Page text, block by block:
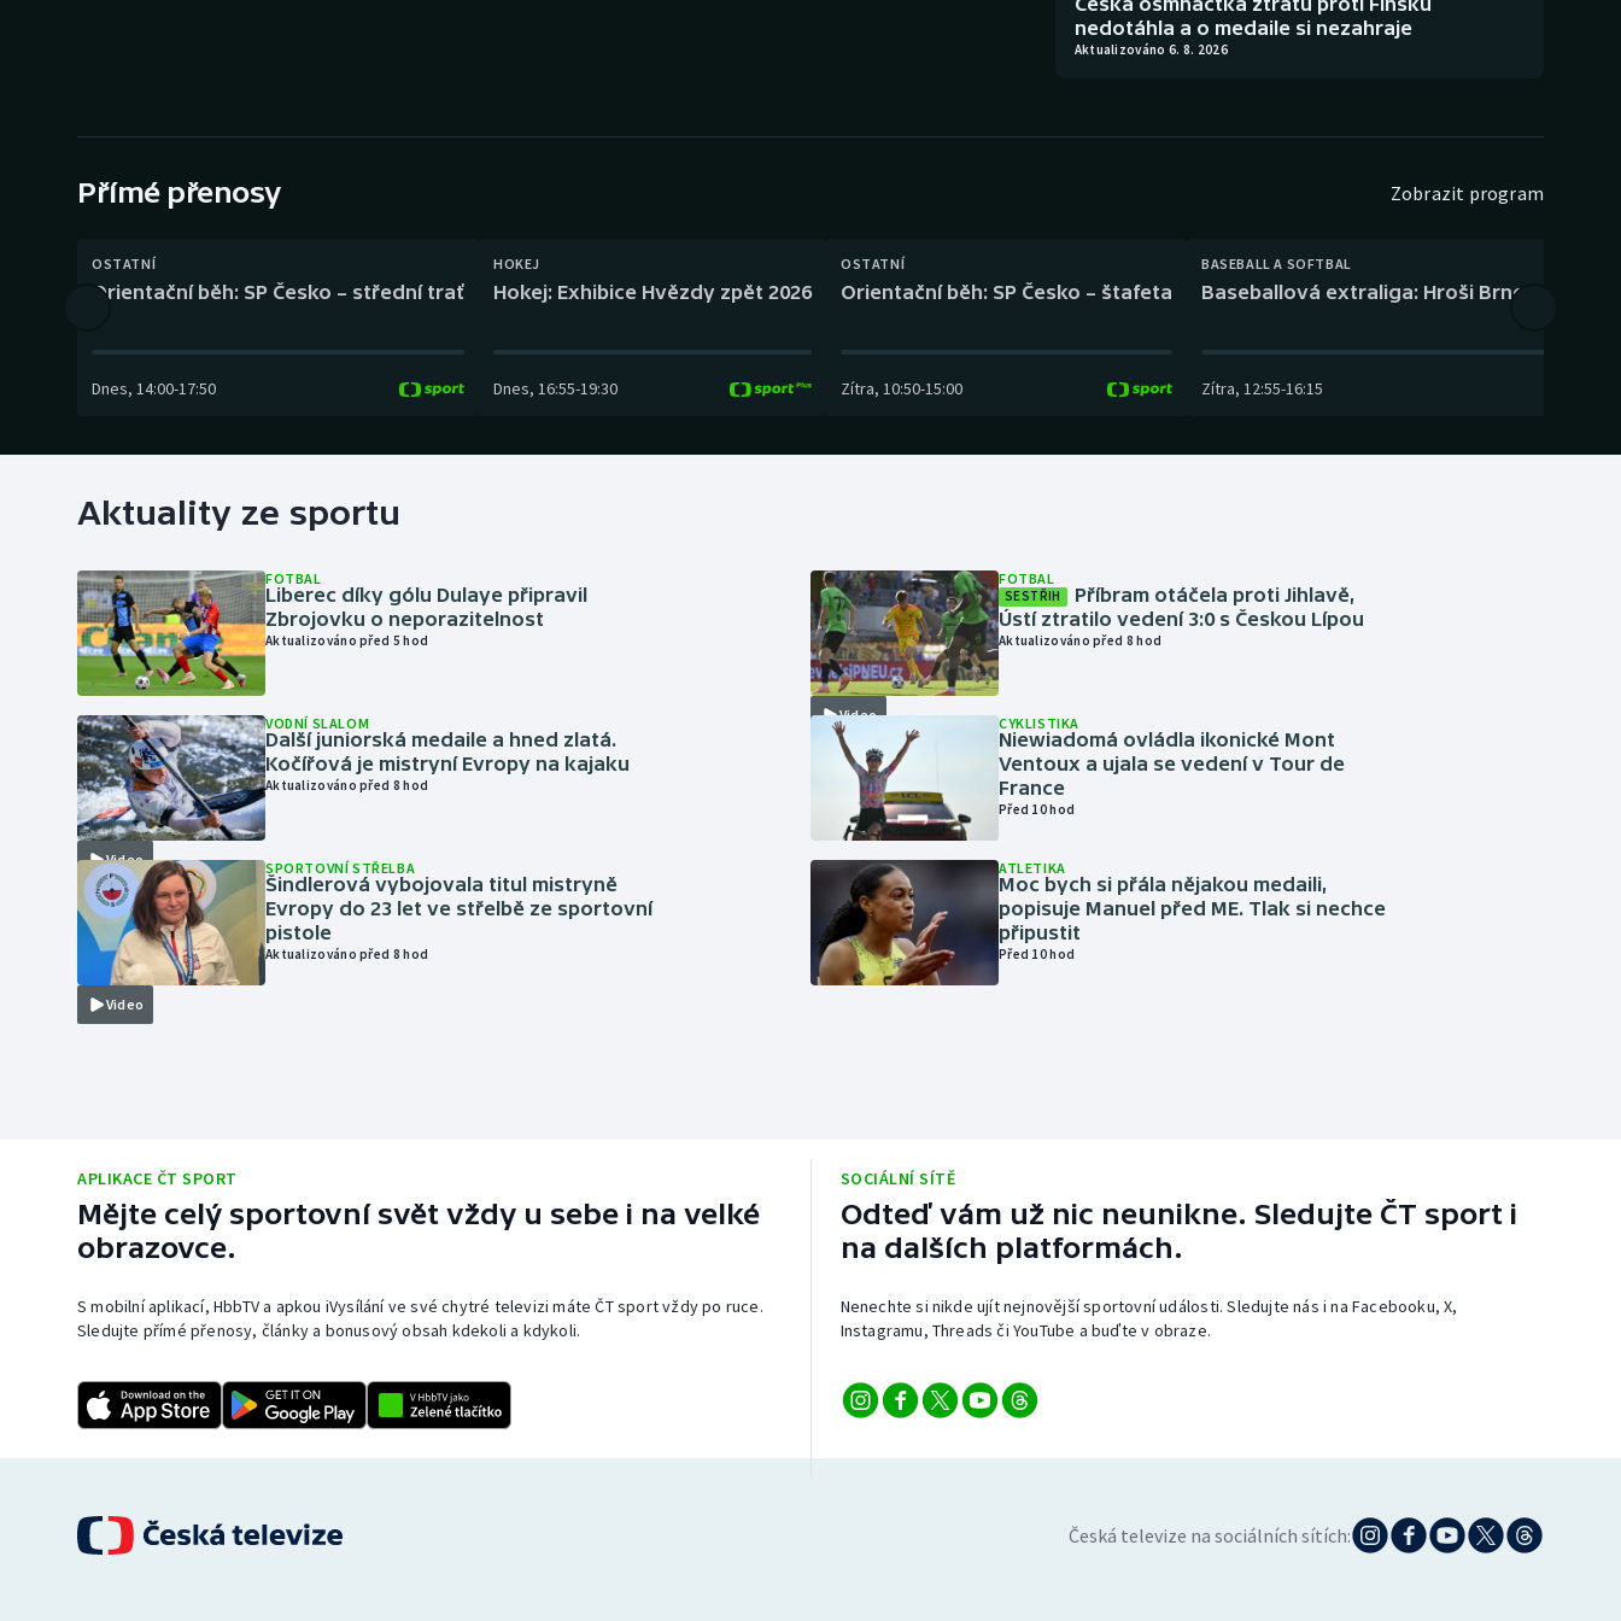
Gymnastika Plážový volejbal
nedotáhla a o medaile si nezahraje
Aktualizováno 6. 8. 2026
Přímé přenosy Zobrazit program
OSTATNÍ
Orientační běh: SP Česko – střední trať
Dnes, 14:00-17:50
HOKEJ
Hokej: Exhibice Hvězdy zpět 2026
Dnes, 16:55-19:30
OSTATNÍ
Orientační běh: SP Česko – štafeta
Zítra, 10:50-15:00
BASEBALL A SOFTBAL
Baseballová extraliga: Hroši Brno – Eagles
Zítra, 12:55-16:15
Aktuality ze sportu
FOTBAL
Liberec díky gólu Dulaye připravil
Zbrojovku o neporazitelnost
Aktualizováno před 5 hod
Video
VODNÍ SLALOM
Další juniorská medaile a hned zlatá.
Kočířová je mistryní Evropy na kajaku
Aktualizováno před 8 hod
Video
SPORTOVNÍ STŘELBA
Šindlerová vybojovala titul mistryně
Evropy do 23 let ve střelbě ze sportovní
pistole
Aktualizováno před 8 hod
Video
FOTBAL
SESTŘIH
Příbram otáčela proti Jihlavě,
Ústí ztratilo vedení 3:0 s Českou Lípou
Aktualizováno před 8 hod
CYKLISTIKA
Niewiadomá ovládla ikonické Mont
Ventoux a ujala se vedení v Tour de
France
Před 10 hod
ATLETIKA
Moc bych si přála nějakou medaili,
popisuje Manuel před ME. Tlak si nechce
připustit
Před 10 hod
APLIKACE ČT SPORT
Mějte celý sportovní svět vždy u sebe i na velké
obrazovce.
S mobilní aplikací, HbbTV a apkou iVysílání ve své chytré televizi máte ČT sport vždy po ruce.
Sledujte přímé přenosy, články a bonusový obsah kdekoli a kdykoli.
SOCIÁLNÍ SÍTĚ
Odteď vám už nic neunikne. Sledujte ČT sport i
na dalších platformách.
Nenechte si nikde ujít nejnovější sportovní události. Sledujte nás i na Facebooku, X,
Instagramu, Threads či YouTube a buďte v obraze.
Česká televize na sociálních sítích: